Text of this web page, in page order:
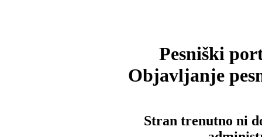
Pesniški
Objavljanje
Stran trenutno ni